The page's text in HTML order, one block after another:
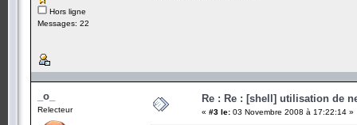
Hors ligne
Messages: 22
_o_
Relecteur
Re : Re : [shell] utilisation de
« #3 le: 03 Novembre 2008 à 17:22:14 »